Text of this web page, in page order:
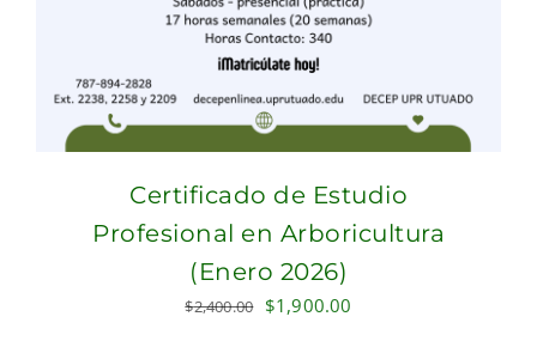
Certificado de Estudio
Profesional en Arboricultura
(Enero 2026)
$2,400.00 Original
$1,900.00